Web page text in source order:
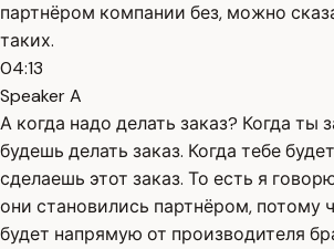
партнёром компании без, можно
таких.
04:13
Speaker A
А когда надо делать заказ? Когда ты
будешь делать заказ. Когда тебе
сделаешь этот заказ. То есть я
они становились партнёром, потому
будет напрямую от производителя